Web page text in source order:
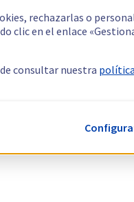
rechazarlas o
clic en el enlace
consultar nuestra